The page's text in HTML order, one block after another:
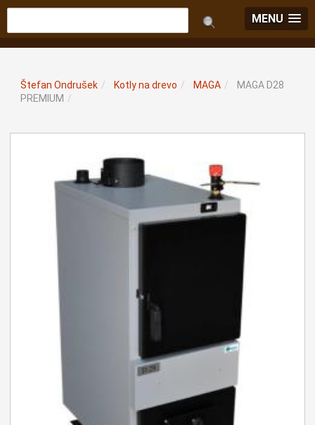
MENU
Štefan Ondrušek / Kotly na drevo / MAGA /
MAGA D28
PREMIUM /